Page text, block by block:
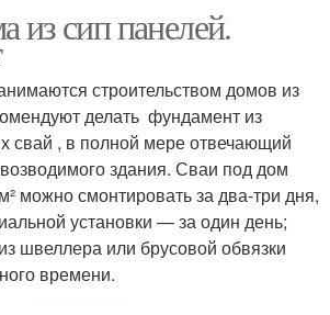
из сип панелей.
строительством домов из
делать фундамент из
свай , в полной мере отвечающий
здания. Сваи под дом
можно смонтировать за два-три дня,
установки — за один день;
швеллера или брусовой обвязки
времени.